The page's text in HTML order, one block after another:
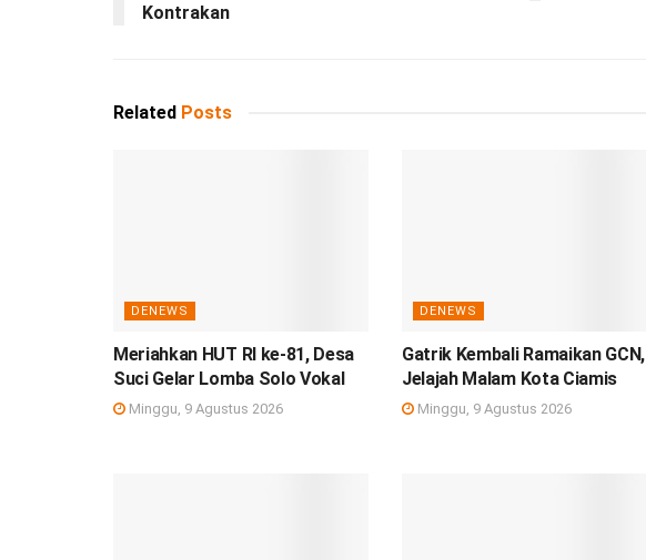
Kontrakan
Related Posts
DENEWS
Meriahkan HUT RI ke-81, Desa
Suci Gelar Lomba Solo Vokal
Minggu, 9 Agustus 2026
DENEWS
Gatrik Kembali Ramaikan GCN,
Jelajah Malam Kota Ciamis
Minggu, 9 Agustus 2026